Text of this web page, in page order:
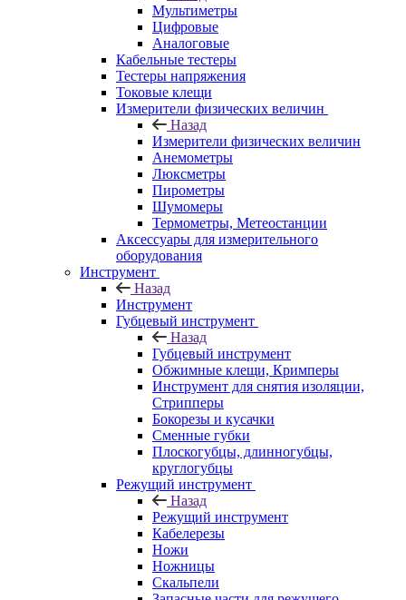
Мультиметры
Цифровые
Аналоговые
Кабельные тестеры
Тестеры напряжения
Токовые клещи
Измерители физических величин
Назад
Измерители физических величин
Анемометры
Люксметры
Пирометры
Шумомеры
Термометры, Метеостанции
Аксессуары для измерительного
оборудования
Инструмент
Назад
Инструмент
Губцевый инструмент
Назад
Губцевый инструмент
Обжимные клещи, Кримперы
Инструмент для снятия изоляции,
Стрипперы
Бокорезы и кусачки
Сменные губки
Плоскогубцы, длинногубцы,
круглогубцы
Режущий инструмент
Назад
Режущий инструмент
Кабелерезы
Ножи
Ножницы
Скальпели